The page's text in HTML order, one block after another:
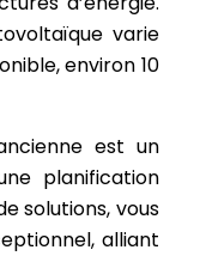
varie
environ 10
est un
planification
solutions, vous
alliant